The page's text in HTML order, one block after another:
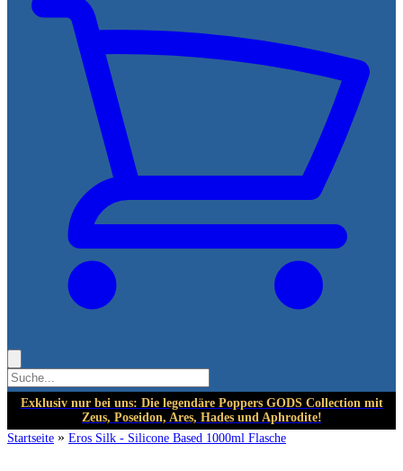
Exklusiv nur bei uns: Die legendäre Poppers GODS Collection mit
Zeus, Poseidon, Ares, Hades und Aphrodite!
Startseite » Eros Silk - Silicone Based 1000ml Flasche